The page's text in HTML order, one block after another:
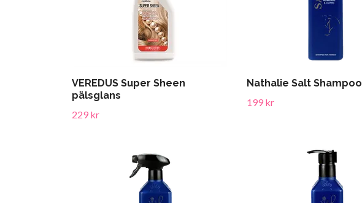
VEREDUS Super Sheen
pälsglans
229 kr
Nathalie Salt Shampoo
199 kr